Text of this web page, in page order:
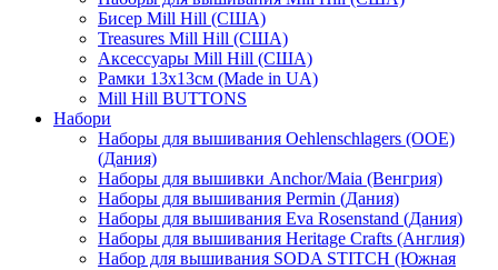
Бисер Mill Hill (США)
Treasures Mill Hill (США)
Аксессуары Mill Hill (США)
Рамки 13х13см (Made in UA)
Mill Hill BUTTONS
Набори
Наборы для вышивания Oehlenschlagers (OOE)
(Дания)
Наборы для вышивки Anchor/Maia (Венгрия)
Наборы для вышивания Permin (Дания)
Наборы для вышивания Eva Rosenstand (Дания)
Наборы для вышивания Heritage Crafts (Англия)
Набор для вышивания SODA STITCH (Южная